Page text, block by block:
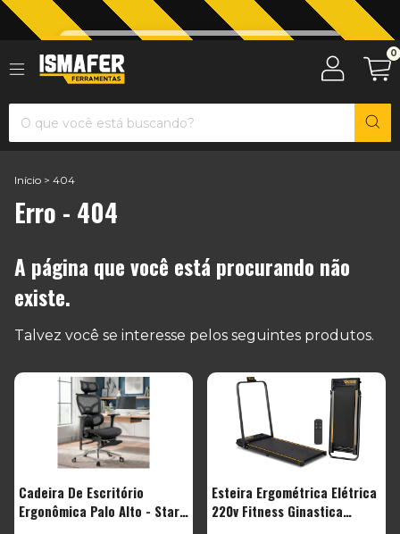
Jardinagem com The Black Tools
0
Início > 404
Erro - 404
A página que você está procurando não
existe.
Talvez você se interesse pelos seguintes produtos.
Cadeira De Escritório
Ergonômica Palo Alto - Start
Esteira Ergométrica Elétrica
220v Fitness Ginastica